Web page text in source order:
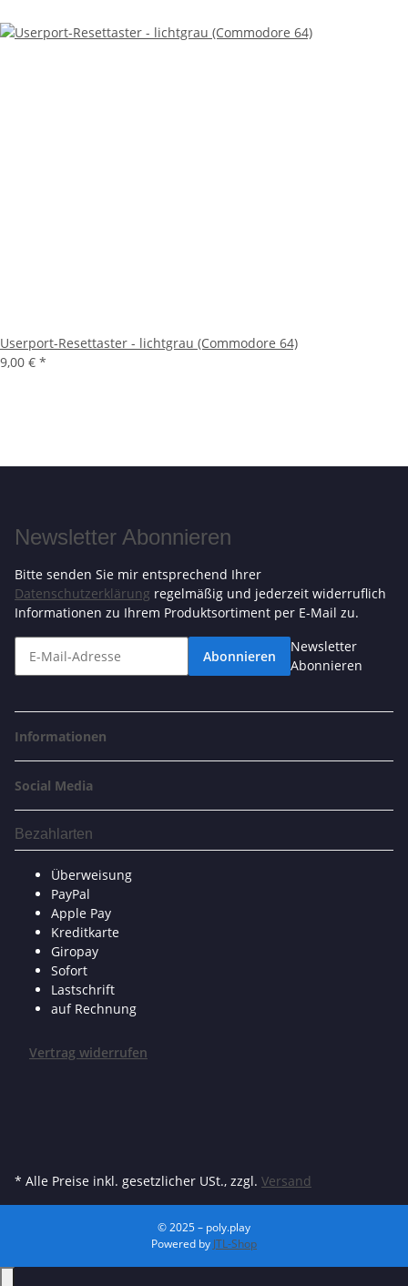
Userport-Resettaster - lichtgrau (Commodore 64)
9,00 € *
Newsletter Abonnieren
Bitte senden Sie mir entsprechend Ihrer
Datenschutzerklärung regelmäßig und jederzeit widerruflich
Informationen zu Ihrem Produktsortiment per E-Mail zu.
Abonnieren
Newsletter
Abonnieren
Informationen
Social Media
Bezahlarten
Überweisung
PayPal
Apple Pay
Kreditkarte
Giropay
Sofort
Lastschrift
auf Rechnung
Vertrag widerrufen
* Alle Preise inkl. gesetzlicher USt., zzgl. Versand
© 2025 – poly.play
Powered by JTL-Shop